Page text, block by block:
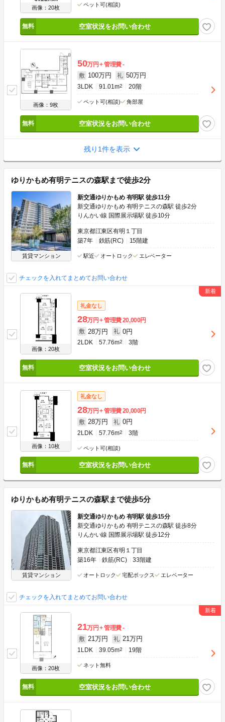
画像：20枚
ペット可(相談)
空室状況をお問い合わせ
画像：9枚
50万円 管理費-
敷 100万円 礼 50万円
3LDK 91.01m2 20階
ペット可(相談) 角部屋
空室状況をお問い合わせ
残り1件を表示
ゆりかもめ有明テニスの森駅まで徒歩2分
賃貸マンション
新交通ゆりかもめ 有明駅 徒歩11分
新交通ゆりかもめ 有明テニスの森駅 徒歩2分
りんかい線 国際展示場駅 徒歩10分
東京都江東区有明１丁目
築7年
鉄筋(RC) 15階建
駅近 オートロック エレベーター
チェックを入れてまとめてお問い合わせ
画像：20枚
礼金なし
28万円 管理費20,000円
敷 28万円 礼 0円
2LDK 57.76m2 3階
空室状況をお問い合わせ
画像：10枚
礼金なし
28万円 管理費20,000円
敷 28万円 礼 0円
2LDK 57.76m2 3階
ペット可(相談)
空室状況をお問い合わせ
ゆりかもめ有明テニスの森駅まで徒歩5分
賃貸マンション
新交通ゆりかもめ 有明駅 徒歩15分
新交通ゆりかもめ 有明テニスの森駅 徒歩8分
りんかい線 国際展示場駅 徒歩12分
東京都江東区有明１丁目
築16年
鉄筋(RC) 33階建
オートロック 宅配ボックス エレベーター
チェックを入れてまとめてお問い合わせ
画像：20枚
21万円 管理費-
敷 21万円 礼 21万円
1LDK 39.05m2 19階
ネット無料
空室状況をお問い合わせ